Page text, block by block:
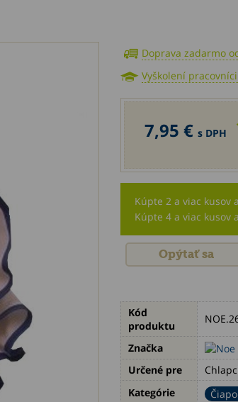
Doprava zadarmo
Vyškolení
7,95 €s DPH
Kúpte 2 a viac kusov
Kúpte 4 a viac kusov
Opýtať sa
Kód
produktu
Značka
Určené pre
Kategórie